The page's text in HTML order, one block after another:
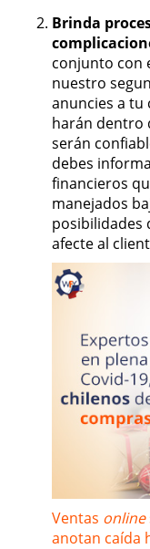
Brinda
conjunto con
nuestro
anuncies a tu
harán dentro
serán
debes
financieros
manejados
posibilidades
afecte al
Ventas online
anotan caída